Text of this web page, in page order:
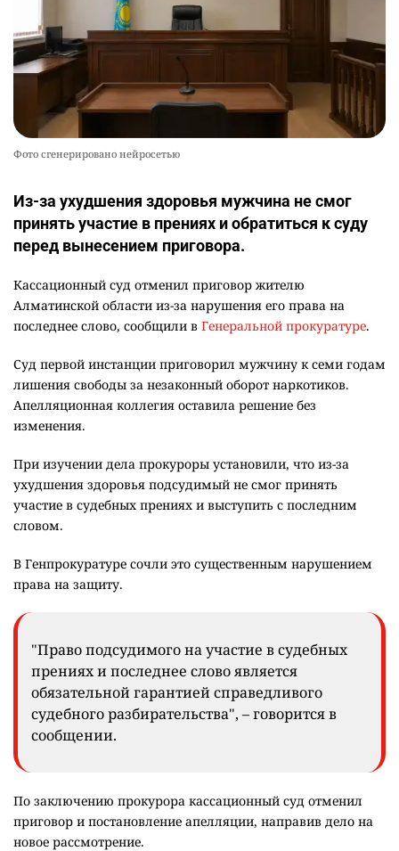
Фото сгенерировано нейросетью
Из-за ухудшения здоровья мужчина не смог
принять участие в прениях и обратиться к суду
перед вынесением приговора.
Кассационный суд отменил приговор жителю
Алматинской области из-за нарушения его права на
последнее слово, сообщили в Генеральной прокуратуре.
Суд первой инстанции приговорил мужчину к семи годам
лишения свободы за незаконный оборот наркотиков.
Апелляционная коллегия оставила решение без
изменения.
При изучении дела прокуроры установили, что из-за
ухудшения здоровья подсудимый не смог принять
участие в судебных прениях и выступить с последним
словом.
В Генпрокуратуре сочли это существенным нарушением
права на защиту.
"Право подсудимого на участие в судебных
прениях и последнее слово является
обязательной гарантией справедливого
судебного разбирательства", – говорится в
сообщении.
По заключению прокурора кассационный суд отменил
приговор и постановление апелляции, направив дело на
новое рассмотрение.